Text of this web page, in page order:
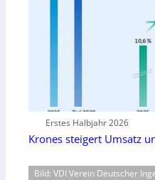
Erstes Halbjahr 2026
Krones steigert Umsatz
Bild: VDI Verein Deutscher